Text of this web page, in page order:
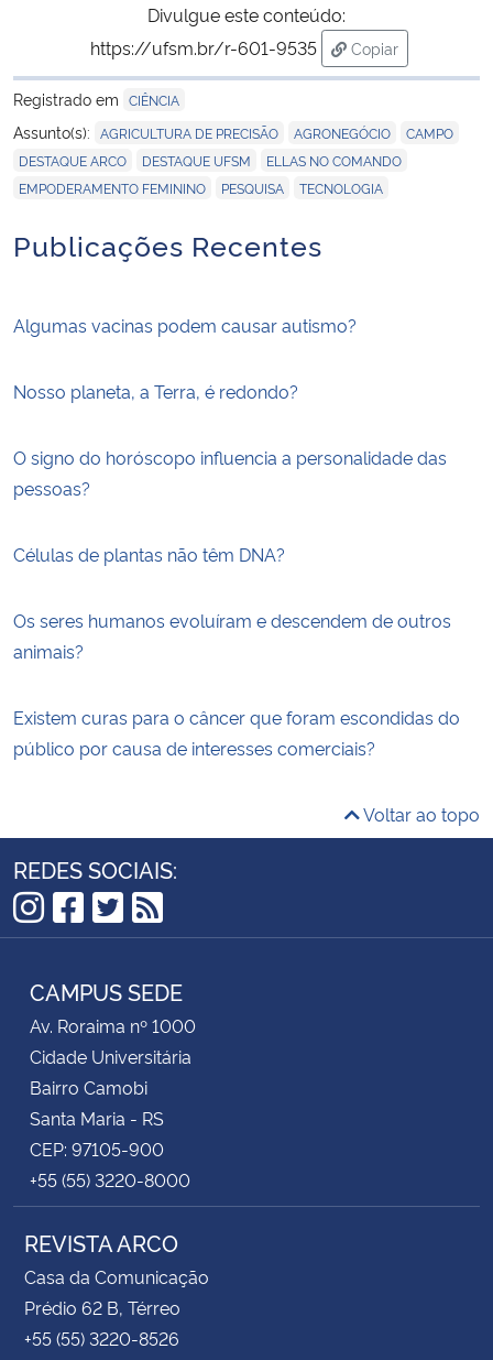
Divulgue este conteúdo:
https://ufsm.br/r-601-9535
Copiar
para área de
Registrado em CIÊNCIA
Assunto(s): AGRICULTURA DE PRECISÃO AGRONEGÓCIO CAMPO
DESTAQUE ARCO DESTAQUE UFSM ELLAS NO COMANDO
EMPODERAMENTO FEMININO PESQUISA TECNOLOGIA
Publicações Recentes
Algumas vacinas podem causar autismo?
Nosso planeta, a Terra, é redondo?
O signo do horóscopo influencia a personalidade das
pessoas?
Células de plantas não têm DNA?
Os seres humanos evoluíram e descendem de outros
animais?
Existem curas para o câncer que foram escondidas do
público por causa de interesses comerciais?
Voltar ao topo
REDES SOCIAIS:
Instagram
Facebook
Twitter
RSS
CAMPUS SEDE
Av. Roraima nº 1000
Cidade Universitária
Bairro Camobi
Santa Maria - RS
CEP: 97105-900
+55 (55) 3220-8000
REVISTA ARCO
Casa da Comunicação
Prédio 62 B, Térreo
+55 (55) 3220-8526